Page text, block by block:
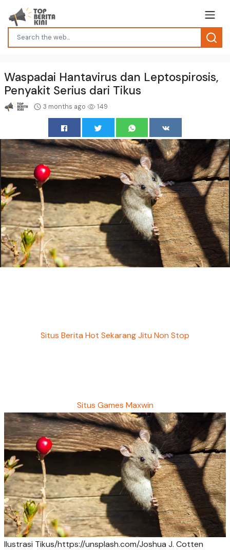
Waspadai Hantavirus dan Leptospirosis,
Penyakit Serius dari Tikus
3 months ago 149
Situs Berita Hot Sekarang Jitu Non Stop
Situs Games Maxwin
Ilustrasi Tikus/https://unsplash.com/Joshua J. Cotten